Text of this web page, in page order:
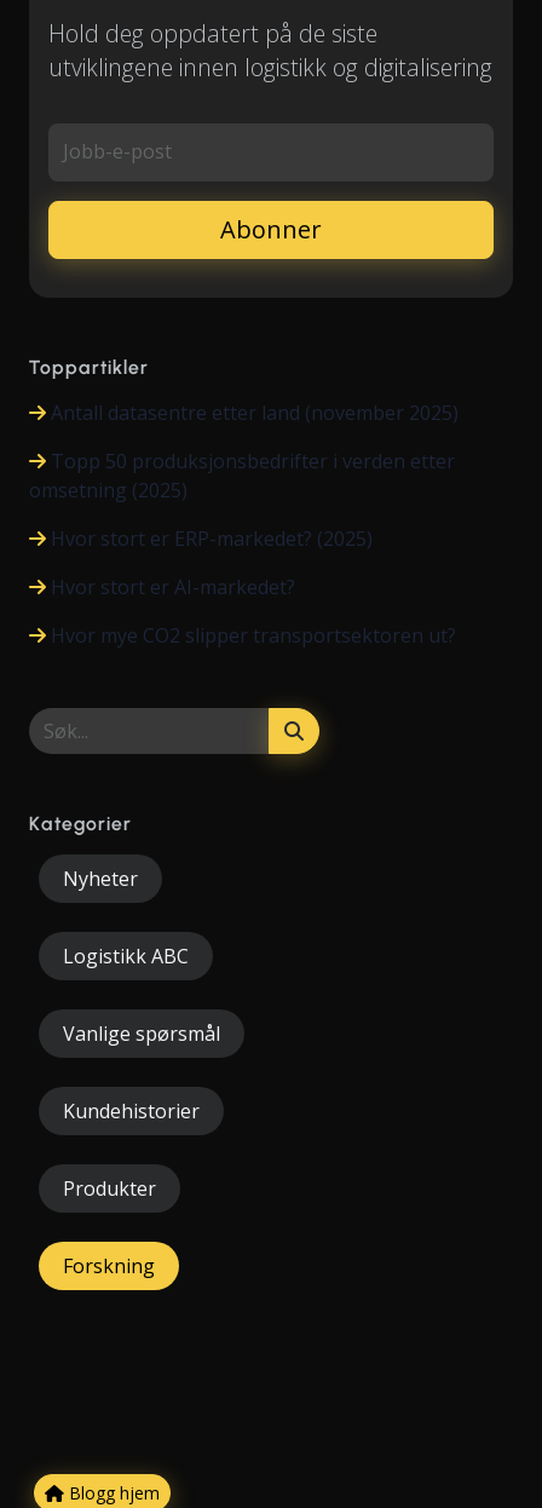
Hold deg oppdatert på de siste
utviklingene innen logistikk og digitalisering
Jobb-e-post
Toppartikler
Antall datasentre etter land (november 2025)
Topp 50 produksjonsbedrifter i verden etter
omsetning (2025)
Hvor stort er ERP-markedet? (2025)
Hvor stort er AI-markedet?
Hvor mye CO2 slipper transportsektoren ut?
Kategorier
Nyheter
Logistikk ABC
Vanlige spørsmål
Kundehistorier
Produkter
Forskning
Blogg hjem